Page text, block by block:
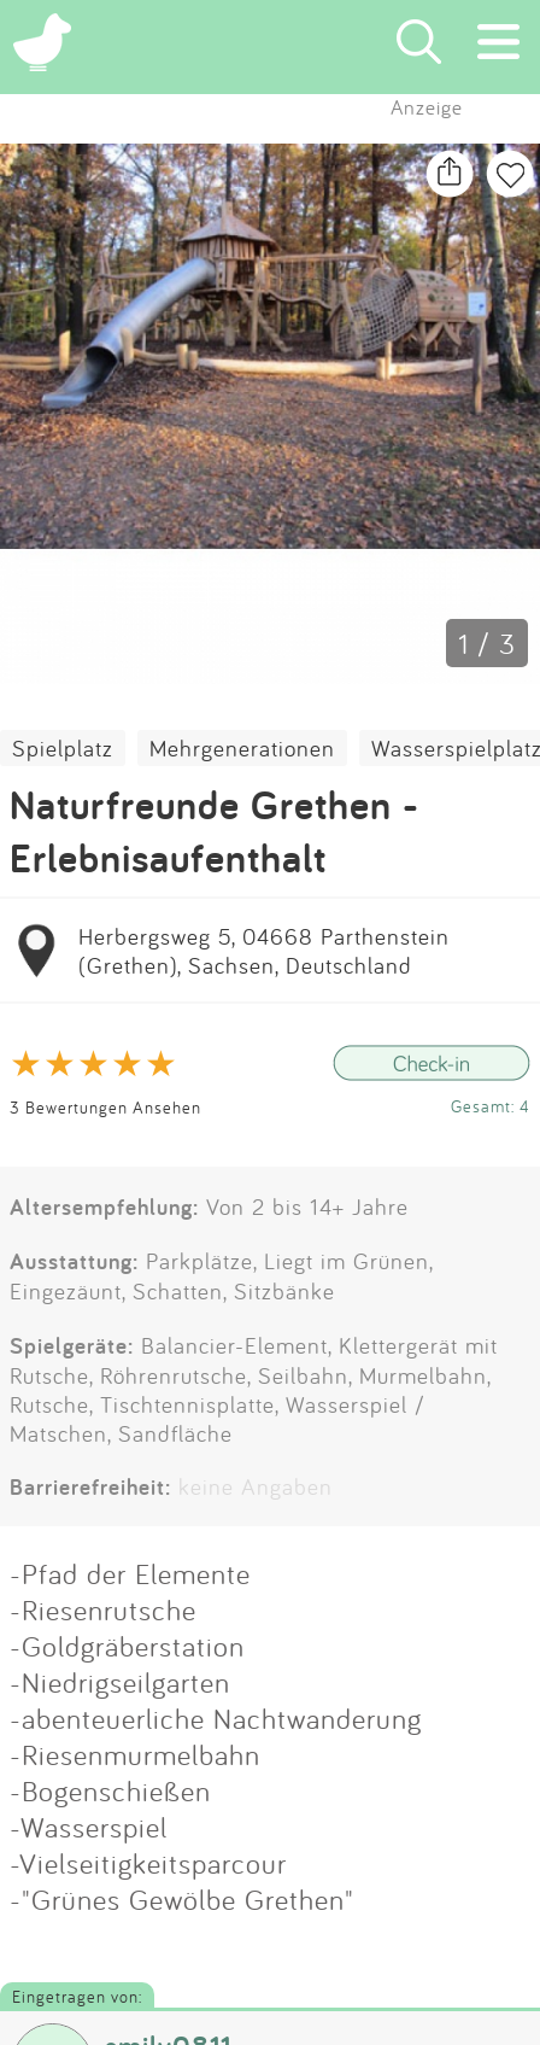
×
Suchen
Eintragen
App
Blog
Partner
Kontakt
Impressum
Anzeige
1 / 3
Spielplatz Mehrgenerationen
Naturfreunde Grethen -
Erlebnisaufenthalt
Herbergsweg 5, 04668 Parthenstein
(Grethen), Sachsen, Deutschland
3 Bewertungen Ansehen Gesamt: 4
Altersempfehlung: Von 2 bis 14+ Jahre
Ausstattung: Parkplätze, Liegt im Grünen,
Eingezäunt, Schatten, Sitzbänke
Spielgeräte: Balancier-Element, Klettergerät mit
Rutsche, Röhrenrutsche, Seilbahn, Murmelbahn,
Rutsche, Tischtennisplatte, Wasserspiel /
Matschen, Sandfläche
Barrierefreiheit: keine Angaben
-Pfad der Elemente
-Riesenrutsche
-Goldgräberstation
-Niedrigseilgarten
-abenteuerliche Nachtwanderung
-Riesenmurmelbahn
-Bogenschießen
-Wasserspiel
-Vielseitigkeitsparcour
-"Grünes Gewölbe Grethen"
Eingetragen von: